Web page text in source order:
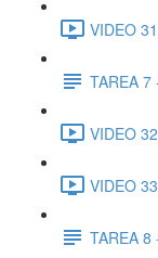
VIDEO
TAREA 7
VIDEO
VIDEO
TAREA 8